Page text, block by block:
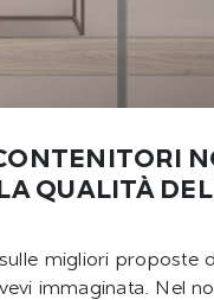
QUALITÀ
migliori proposte
immaginata. Nel